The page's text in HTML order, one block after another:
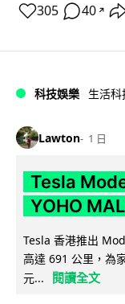
305 40 ↗
科技娛樂 生活科
Lawton 1 日
Tesla
YOHO
Tesla 香港推出
高達 691 公里，為
元...
閱讀全文